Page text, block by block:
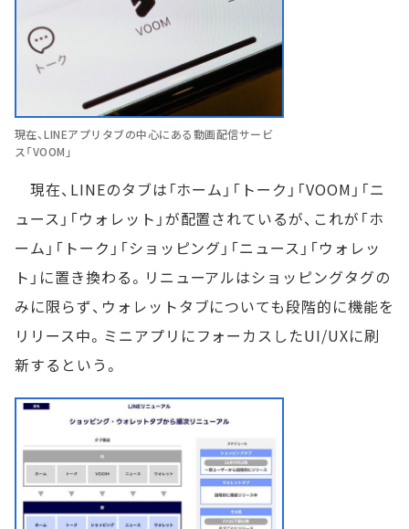
現在、LINEアプリタブの中心にある動画配信サービ
ス「VOOM」
現在、LINEのタブは「ホーム」「トーク」「VOOM」「ニ
ュース」「ウォレット」が配置されているが、これが「ホ
ーム」「トーク」「ショッピング」「ニュース」「ウォレッ
ト」に置き換わる。リニューアルはショッピングタグの
みに限らず、ウォレットタブについても段階的に機能を
リリース中。ミニアプリにフォーカスしたUI/UXに刷
新するという。